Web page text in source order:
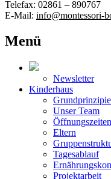
Telefax: 02861 – 890767
E-Mail: info@montessori-
Menü
Newsletter
Kinderhaus
Unser Team
Öffnungszeiten
Eltern
Tagesablauf
Projektarbeit